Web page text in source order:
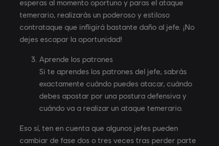
esperas al momento oportuno y paras el ataque
temerario, realizarás un poderoso y estiloso
contrataque que infligirá bastante daño al jefe. ¡No
dejes escapar la oportunidad!
Aprende los patrones
Si te aprendes los patrones del jefe, sabrás
exactamente cuándo puedes atacar, cuándo
debes apostar por una postura defensiva y
cuándo va a realizar un ataque temerario.
Eso sí, ten en cuenta que algunos jefes pueden
cambiar de fase dos o tres veces tras perder parte